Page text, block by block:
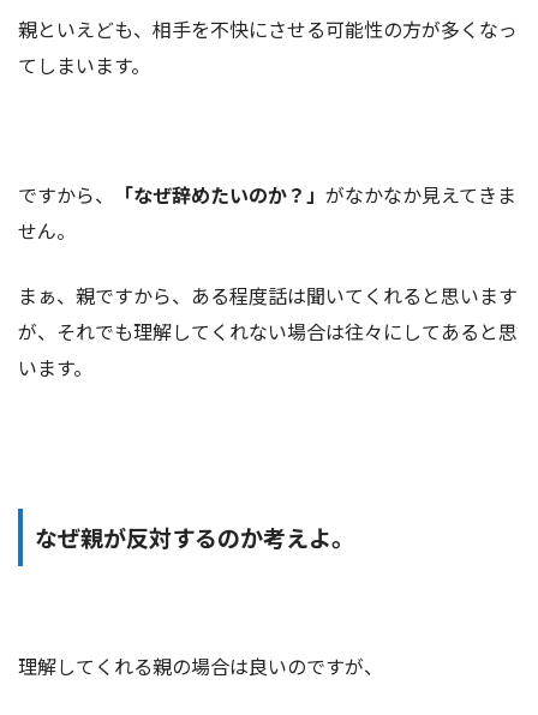
親といえども、相手を不快にさせる可能性の方が多くなっ
てしまいます。
ですから、 「なぜ辞めたいのか？」 がなかなか見えてきま
せん。
まぁ、親ですから、ある程度話は聞いてくれると思います
が、それでも理解してくれない場合は往々にしてあると思
います。
なぜ親が反対するのか考えよ。
理解してくれる親の場合は良いのですが、